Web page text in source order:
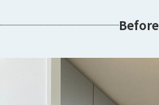
Before